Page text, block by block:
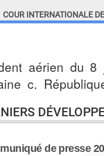
COUR INTERNATIONALE
aérien du 8
c.
de presse